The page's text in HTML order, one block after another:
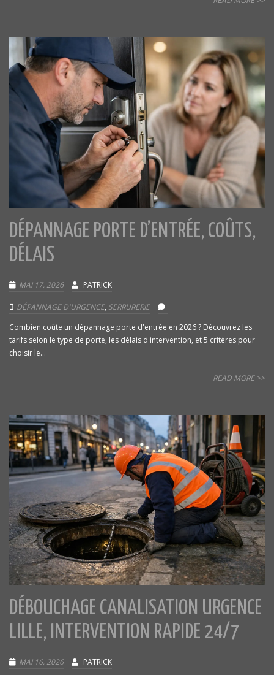
DÉPANNAGE PORTE D’ENTRÉE, COÛTS,
DÉLAIS
MAI 17, 2026 PATRICK
DÉPANNAGE D'URGENCE, SERRURERIE
Combien coûte un dépannage porte d'entrée en 2026 ? Découvrez les
tarifs selon le type de porte, les délais d'intervention, et 5 critères pour
choisir le...
READ MORE >>
DÉBOUCHAGE CANALISATION URGENCE
LILLE, INTERVENTION RAPIDE 24/7
MAI 16, 2026 PATRICK